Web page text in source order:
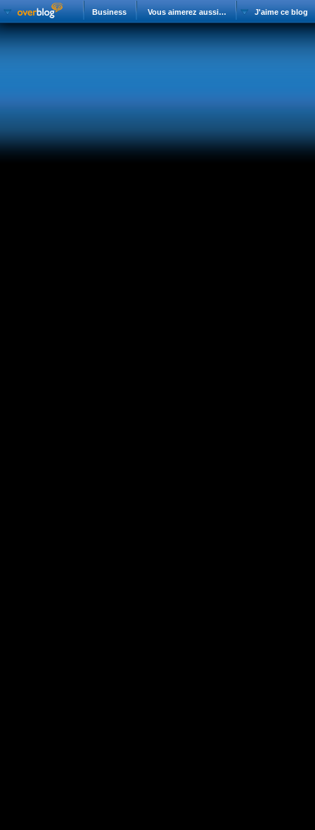
Business Vous aimerez aussi… J'aime ce blog